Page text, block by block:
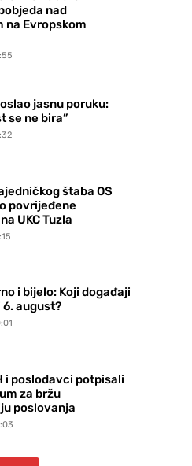
nad
na Evropskom
jasnu poruku:
se ne bira”
štaba OS
povrijeđene
UKC Tuzla
i bijelo: Koji događaji
august?
i poslodavci potpisali
za bržu
poslovanja